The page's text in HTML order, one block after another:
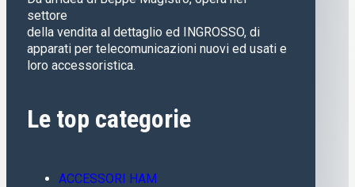
settore
della vendita al dettaglio ed INGROSSO, di
apparati per telecomunicazioni nuovi ed usati e
loro accessoristica.
Le top categorie
ACCESSORI HAM